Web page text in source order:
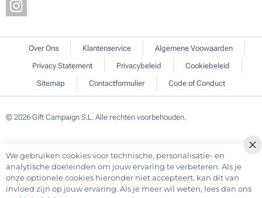
Over Ons Klantenservice
Algemene Voowaarden
Privacy Statement
Privacybeleid
Cookiebeleid
Sitemap
Contactformulier Code of Conduct
© 2026 Gift Campaign S.L. Alle rechten voorbehouden.
We gebruiken cookies voor technische, personalisatie- en
analytische doeleinden om jouw ervaring te verbeteren. Als je
onze optionele cookies hieronder niet accepteert, kan dit van
invloed zijn op jouw ervaring. Als je meer wil weten, lees dan ons